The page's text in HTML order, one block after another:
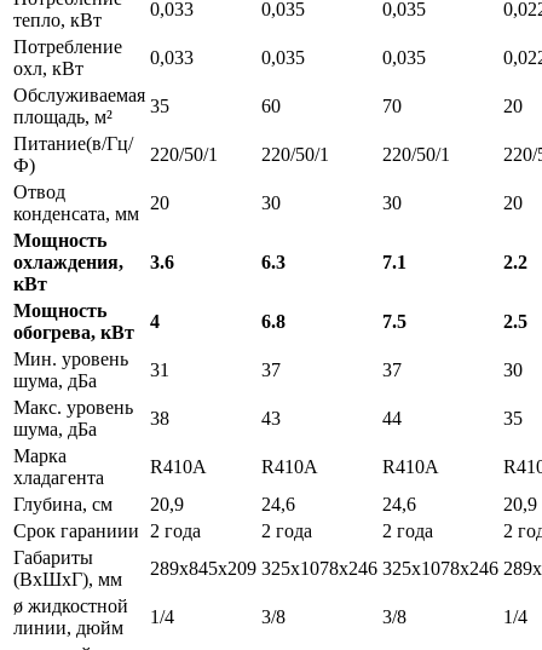
тепло, кВт
0,033 0,035 0,035
Потребление
охл, кВт
0,033 0,035 0,035
Обслуживаемая
площадь, м²
35 60 70
20
Питание(в/Гц/
Ф)
220/50/1 220/50/1 220/50/1
220/
Отвод
конденсата, мм
20 30 30
20
Мощность
охлаждения,
кВт
3.6 6.3 7.1 2.2
Мощность
обогрева, кВт
4 6.8 7.5
2.5
Мин. уровень
шума, дБа
31 37 37
30
Макс. уровень
шума, дБа
38 43 44
35
Марка
хладагента
R410A R410A R410A
Глубина, см
20,9 24,6 24,6
20,9
Срок гараниии
2 года 2 года 2 года
2
Габариты
(ВxШxГ), мм
289x845x209 325x1078x246 325x1078x246
ø жидкостной
линии, дюйм
1/4 3/8 3/8
1/4